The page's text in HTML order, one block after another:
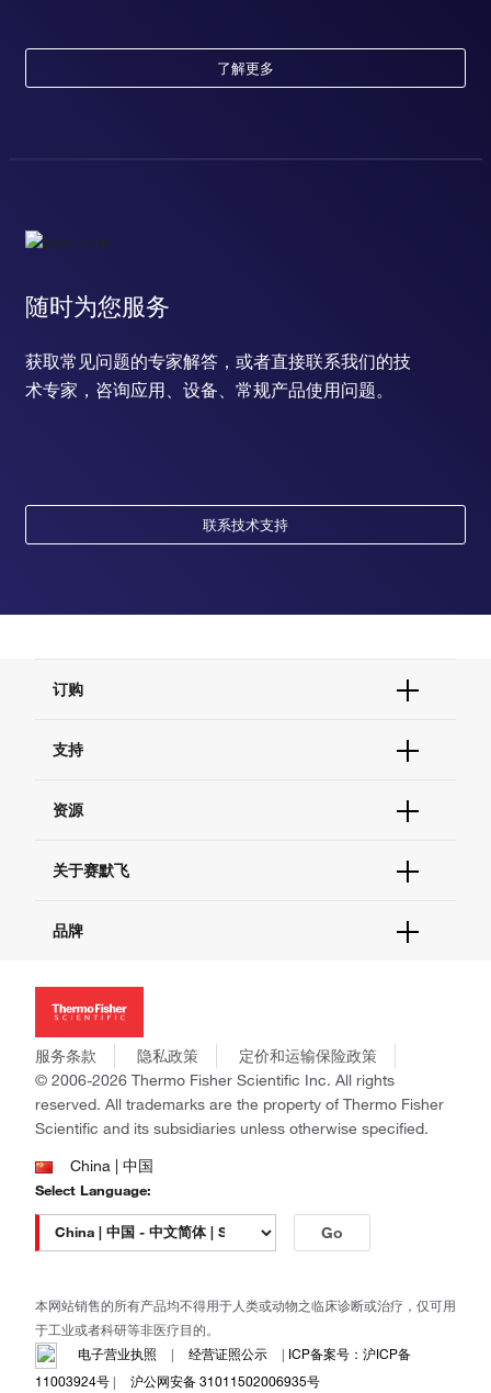
了解更多
随时为您服务
获取常见问题的专家解答，或者直接联系我们的技
术专家，咨询应用、设备、常规产品使用问题。
联系技术支持
订购
订单支持
现货供应中心
支持
联系我们 - 400 820 8982
查找文件&证书
资源
促销
社交媒体
关于赛默飞
招聘
新闻
社会责任
商标
政策和通知
品牌
Applied Biosystems
Invitrogen
Gibco
Ion Torrent
Unity Lab Services
Patheon
PPD
服务条款 隐私政策
定价和运输保险政策
© 2006-2026 Thermo Fisher Scientific Inc. All rights
reserved. All trademarks are the property of Thermo Fisher
Scientific and its subsidiaries unless otherwise specified.
China | 中国
Select Language:
Go
本网站销售的所有产品均不得用于人类或动物之临床诊断或治疗，仅可用
于工业或者科研等非医疗目的。
电子营业执照
| 经营证照公示 | ICP备案号：沪ICP备
11003924号 | 沪公网安备 31011502006935号